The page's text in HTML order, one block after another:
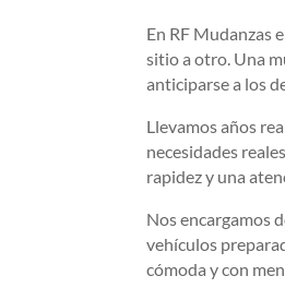
En RF Mudanzas
sitio a otro. Una
anticiparse a los
Llevamos años
necesidades
rapidez y una
Nos encargamos
vehículos
cómoda y con